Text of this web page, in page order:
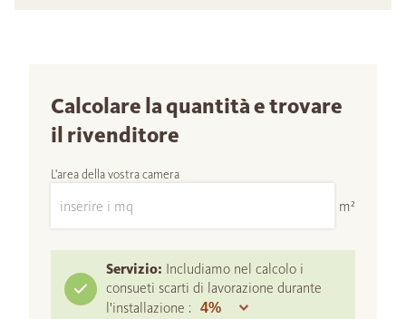
Calcolare la quantità e trovare
il rivenditore
L'area della vostra camera
m²
Servizio: Includiamo nel calcolo i
consueti scarti di lavorazione durante
l'installazione :